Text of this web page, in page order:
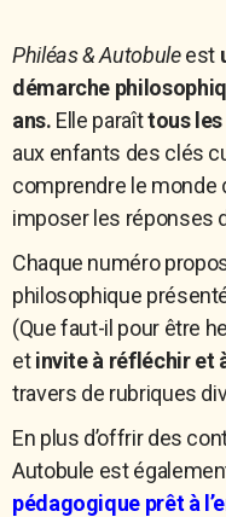
Philéas & Autobuleest
démarche
ans. Elle paraîttous
aux enfants des clés
comprendre le monde
imposer les réponses
Chaque numéro
philosophique
(Que faut-il pour être
etinvite à réfléchir et
travers de rubriques
En plus d’offrir des
Autobule est
pédagogique prêt à